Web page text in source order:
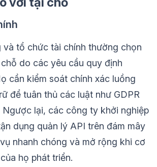
và tổ chức tài chính thường chọn
do các yêu cầu quy định
cần kiểm soát chính xác luồng
để tuân thủ các luật như GDPR
Ngược lại, các công ty khởi nghiệp
dụng quản lý API trên đám mây
nhanh chóng và mở rộng khi cơ
họ phát triển.